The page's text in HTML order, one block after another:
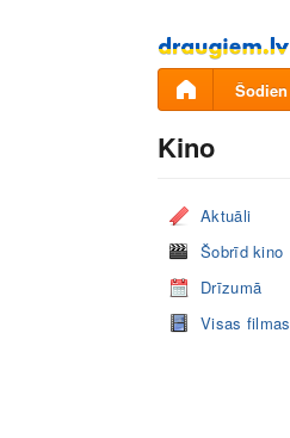
Pāriet
uz
saturu
Šodien
Kino
Aktuāli
Šobrīd kino
Drīzumā
Visas filmas